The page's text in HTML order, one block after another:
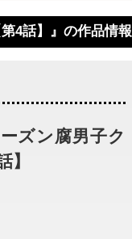
4話】』の作品情報
ズン腐男子ク
】